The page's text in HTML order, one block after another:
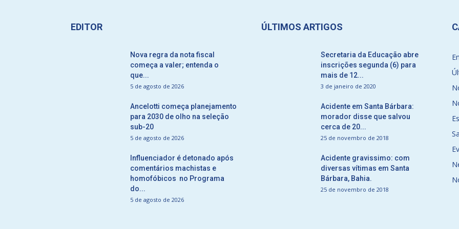
EDITOR
Nova regra da nota fiscal
começa a valer; entenda o
que...
5 de agosto de 2026
Ancelotti começa planejamento
para 2030 de olho na seleção
sub-20
5 de agosto de 2026
Influenciador é detonado após
comentários machistas e
homofóbicos no Programa
do...
5 de agosto de 2026
ÚLTIMOS ARTIGOS
Secretaria da Educação abre
inscrições segunda (6) para
mais de 12...
3 de janeiro de 2020
Acidente em Santa Bárbara:
morador disse que salvou
cerca de 20...
25 de novembro de 2018
Acidente gravissimo: com
diversas vítimas em Santa
Bárbara, Bahia.
25 de novembro de 2018